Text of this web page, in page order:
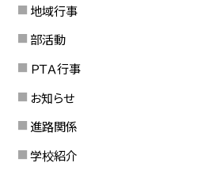
地域行事
部活動
ＰＴＡ行事
お知らせ
進路関係
学校紹介